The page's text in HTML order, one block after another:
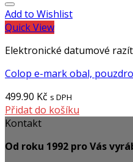
Add to Wishlist
Quick View
Elektronické datumové
Colop e-mark obal, pouzdro
499.90 Kč s DPH
Přidat do košíku
Kontakt
Od roku 1992 pro Vás